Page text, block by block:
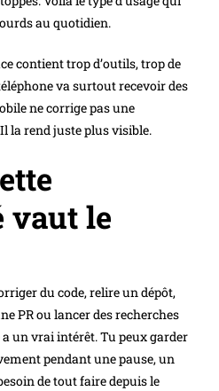
au quotidien.
contient trop d’outils, trop de
va surtout recevoir des
ne corrige pas une
la rend juste plus visible.
vaut le
du code, relire un dépôt,
PR ou lancer des recherches
a un vrai intérêt. Tu peux garder
pendant une pause, un
de tout faire depuis le